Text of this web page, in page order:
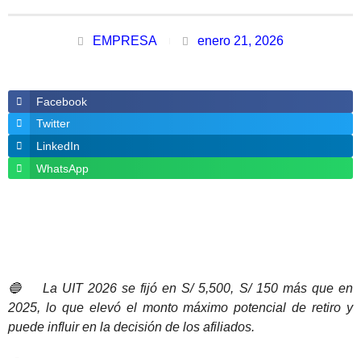
EMPRESA enero 21, 2026
Facebook
Twitter
LinkedIn
WhatsApp
🔵 La UIT 2026 se fijó en S/ 5,500, S/ 150 más que en
2025, lo que elevó el monto máximo potencial de retiro y
puede influir en la decisión de los afiliados.